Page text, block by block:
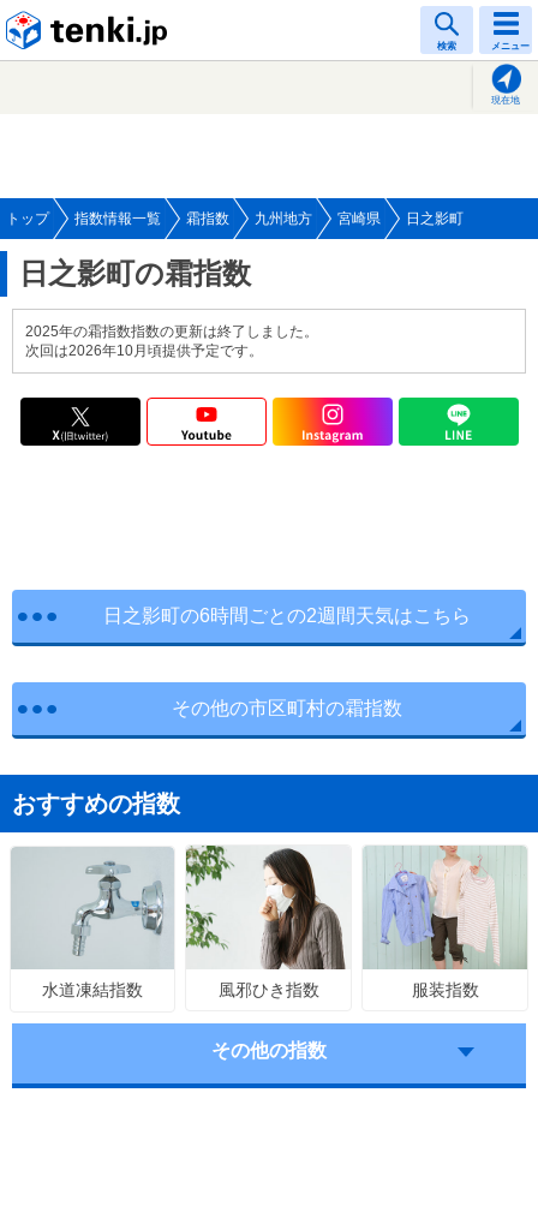
検索 メニュー
現在地
トップ 指数情報一覧 霜指数 九州地方 宮崎県 日之影町
日之影町の霜指数
2025年の霜指数指数の更新は終了しました。
次回は2026年10月頃提供予定です。
日之影町の6時間ごとの2週間天気はこちら
その他の市区町村の霜指数
おすすめの指数
水道凍結指数 風邪ひき指数 服装指数
その他の指数